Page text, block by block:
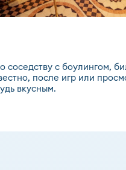
соседству с боулингом,
после игр или
вкусным.